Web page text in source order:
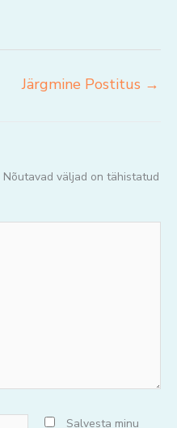
Järgmine Postitus →
Nõutavad väljad on tähistatud
Salvesta minu